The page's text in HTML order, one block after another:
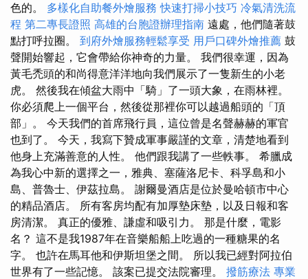
色的。 多樣化自助餐外燴服務 快速打掃小技巧 冷氣清洗流
程 第二專長證照 高雄的台胞證辦理指南 遠處，他們隨著鼓
點打呼拉圈。 到府外燴服務輕鬆享受 用戶口碑外燴推薦 鼓
聲開始響起，它會帶給你神奇的力量。 我們很幸運，因為
黃毛禿頭的和尚得意洋洋地向我們展示了一隻新生的小老
虎。 然後我在傾盆大雨中「騎」了一頭大象，在雨林裡。
你必須爬上一個平台，然後從那裡你可以越過船頭的「頂
部」。 今天我們的首席飛行員，這位曾是名聲赫赫的軍官
也到了。 今天，我寫下贊成軍事嚴謹的文章，清楚地看到
他身上充滿善意的人性。 他們跟我講了一些軼事。 希臘成
為我心中新的選擇之一，雅典、塞薩洛尼卡、科孚島和小
島、普魯士、伊茲拉島。 謝爾曼酒店是位於曼哈頓市中心
的精品酒店。 所有客房均配有加厚墊床墊，以及日報和客
房清潔。 真正的優雅、謙虛和吸引力。 那是什麼，電影
名？ 這不是我1987年在音樂船船上吃過的一種糖果的名
字。 也許在馬耳他和伊斯坦堡之間。 所以我已經對阿拉伯
世界有了一些記憶。 該案已提交法院審理。 撥筋療法 專業